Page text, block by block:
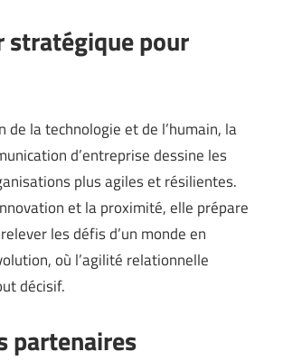
stratégique pour
de la technologie et de l’humain, la
d’entreprise dessine les
plus agiles et résilientes.
et la proximité, elle prépare
les défis d’un monde en
où l’agilité relationnelle
décisif.
partenaires